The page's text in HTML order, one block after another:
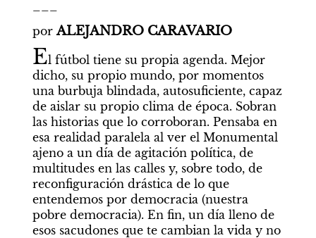
por ALEJANDRO CARAVARIO
El fútbol tiene su propia agenda. Mejor
dicho, su propio mundo, por momentos
una burbuja blindada, autosuficiente, capaz
de aislar su propio clima de época. Sobran
las historias que lo corroboran. Pensaba en
esa realidad paralela al ver el Monumental
ajeno a un día de agitación política, de
multitudes en las calles y, sobre todo, de
reconfiguración drástica de lo que
entendemos por democracia (nuestra
pobre democracia). En fin, un día lleno de
esos sacudones que te cambian la vida y no